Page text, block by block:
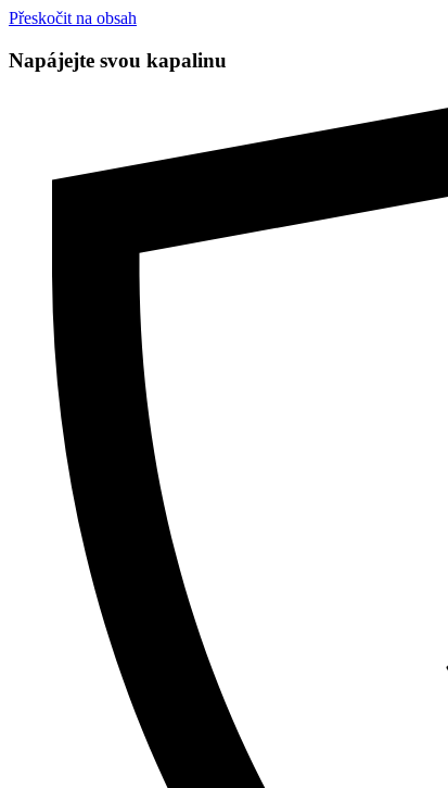
Přeskočit na obsah
Napájejte svou kapalinu